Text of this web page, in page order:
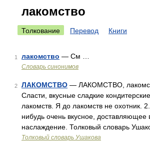
лакомство
Толкование Перевод Книги
1 лакомство — См …
Словарь синонимов
2 ЛАКОМСТВО — ЛАКОМСТВО,
Сласти, вкусные сладкие
лакомств. Я до лакомств не охотник.
нибудь очень вкусное, доставляющее
наслаждение. Толковый словарь
Толковый словарь Ушакова